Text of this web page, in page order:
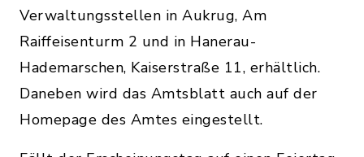
Verwaltungsstellen in Aukrug, Am
Raiffeisenturm 2 und in Hanerau-
Hademarschen, Kaiserstraße 11, erhältlich.
Daneben wird das Amtsblatt auch auf der
Homepage des Amtes eingestellt.